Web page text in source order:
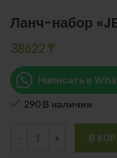
Ланч-набор
38622₸
Написать в
290 В наличии
В